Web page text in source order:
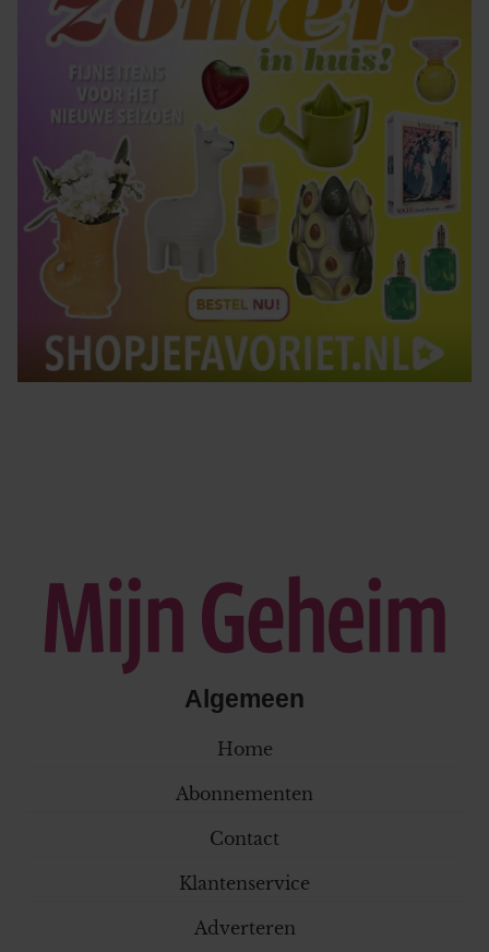
Algemeen
Home
Abonnementen
Contact
Klantenservice
Adverteren